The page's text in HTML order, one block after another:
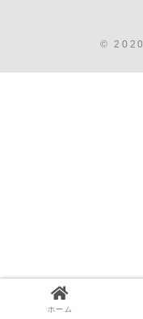
©
ホーム